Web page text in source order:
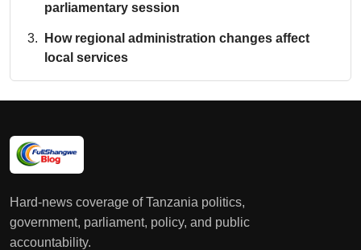
parliamentary session
How regional administration changes affect
local services
Hard-news coverage of Tanzania politics,
government, parliament, policy, and public
accountability.